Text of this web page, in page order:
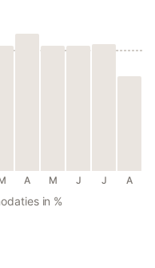
A M J J A
in %